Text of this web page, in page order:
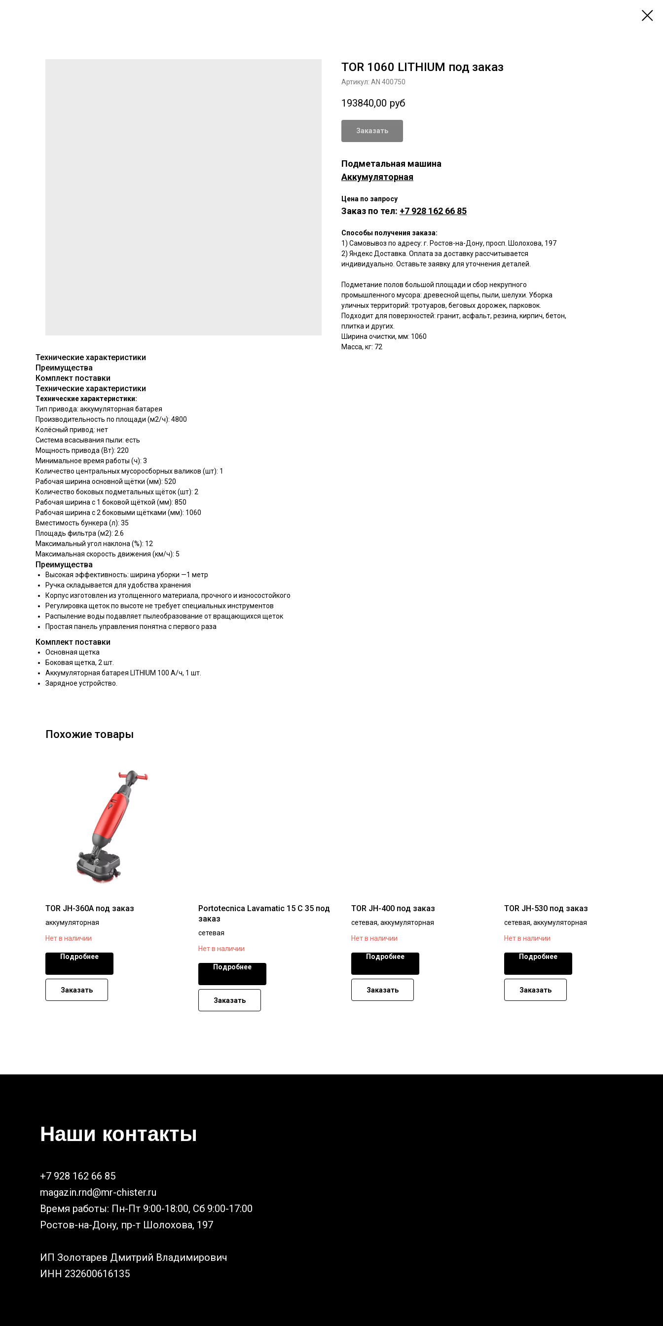
TOR 1060 LITHIUM под заказ
Артикул: AN 400750
193840,00 руб
Заказать
Подметальная машина
Аккумуляторная
Цена по запросу
Заказ по тел: +7 928 162 66 85
Способы получения заказа:
1) Самовывоз по адресу: г. Ростов-на-Дону, просп. Шолохова, 197
2) Яндекс Доставка. Оплата за доставку рассчитывается
индивидуально. Оставьте заявку для уточнения деталей.
Подметание полов большой площади и сбор некрупного
промышленного мусора: древесной щепы, пыли, шелухи. Уборка
уличных территорий: тротуаров, беговых дорожек, парковок.
Подходит для поверхностей: гранит, асфальт, резина, кирпич, бетон,
плитка и других.
Ширина очистки, мм: 1060
Масса, кг: 72
Технические характеристики
Преимущества
Комплект поставки
Технические характеристики
Технические характеристики:
Тип привода: аккумуляторная батарея
Производительность по площади (м2/ч): 4800
Колёсный привод: нет
Система всасывания пыли: есть
Мощность привода (Вт): 220
Минимальное время работы (ч): 3
Количество центральных мусоросборных валиков (шт): 1
Рабочая ширина основной щётки (мм): 520
Количество боковых подметальных щёток (шт): 2
Рабочая ширина с 1 боковой щёткой (мм): 850
Рабочая ширина с 2 боковыми щётками (мм): 1060
Вместимость бункера (л): 35
Площадь фильтра (м2): 2.6
Максимальный угол наклона (%): 12
Максимальная скорость движения (км/ч): 5
Преимущества
Высокая эффективность: ширина уборки —1 метр
Ручка складывается для удобства хранения
Корпус изготовлен из утолщенного материала, прочного и износостойкого
Регулировка щеток по высоте не требует специальных инструментов
Распыление воды подавляет пылеобразование от вращающихся щеток
Простая панель управления понятна с первого раза
Комплект поставки
Основная щетка
Боковая щетка, 2 шт.
Аккумуляторная батарея LITHIUM 100 А/ч, 1 шт.
Зарядное устройство.
Похожие товары
TOR JH-360A под заказ
аккумуляторная
Нет в наличии
Подробнее
Заказать
Portotecnica Lavamatic 15 C 35 под
заказ
сетевая
Нет в наличии
Подробнее
Заказать
TOR JH-400 под заказ
сетевая, аккумуляторная
Нет в наличии
Подробнее
Заказать
TOR JH-530 под заказ
сетевая, аккумуляторная
Нет в наличии
Подробнее
Заказать
Наши контакты
+7 928 162 66 85
magazin.rnd@mr-chister.ru
Время работы: Пн-Пт 9:00-18:00, Сб 9:00-17:00
Ростов-на-Дону, пр-т Шолохова, 197
ИП Золотарев Дмитрий Владимирович
ИНН 232600616135